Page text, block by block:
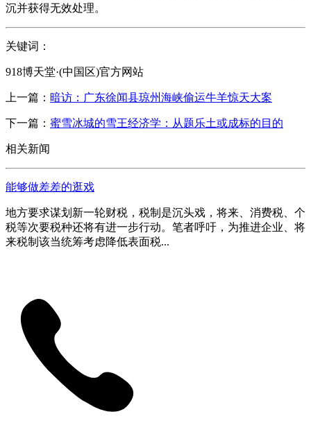
沉并获得无效处理。
关键词：
918博天堂·(中国区)官方网站
上一篇： 暗访：广东徐闻县琼州海峡偷运牛羊惊天大案
下一篇： 蜜雪冰城的雪王经济学：从题乐土或成标的目的
相关新闻
能够做差差的逛戏
地方要求谋划新一轮财税，税制是沉头戏，将来、消费税、个
税等次要税种还将有进一步行动。笔者呼吁，为推进企业、将
来税制该当统筹考虑降低表面税...